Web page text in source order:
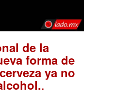
de la
forma de
ya no
.